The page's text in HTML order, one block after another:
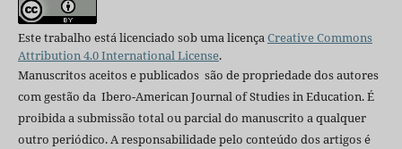
Este trabalho está licenciado sob uma licençaCreative Commons
Attribution 4.0 International License.
Manuscritos aceitos e publicados são de propriedade dos autores
com gestão da Ibero-American Journal of Studies in Education. É
proibida a submissão total ou parcial do manuscrito a qualquer
outro periódico. A responsabilidade pelo conteúdo dos artigos é